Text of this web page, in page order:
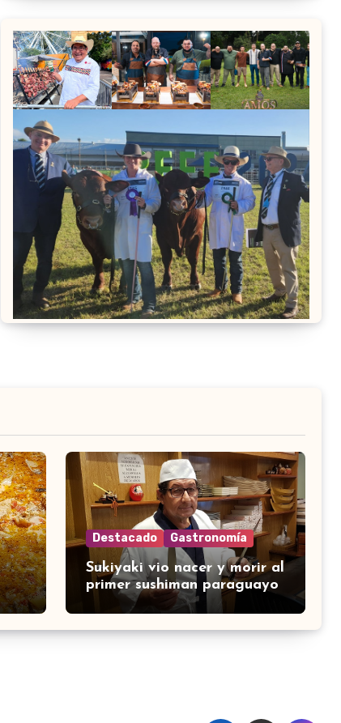
Destacado Gastronomía
Sukiyaki vio nacer y morir al
primer sushiman paraguayo